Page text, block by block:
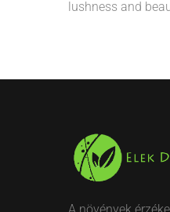
lushness and